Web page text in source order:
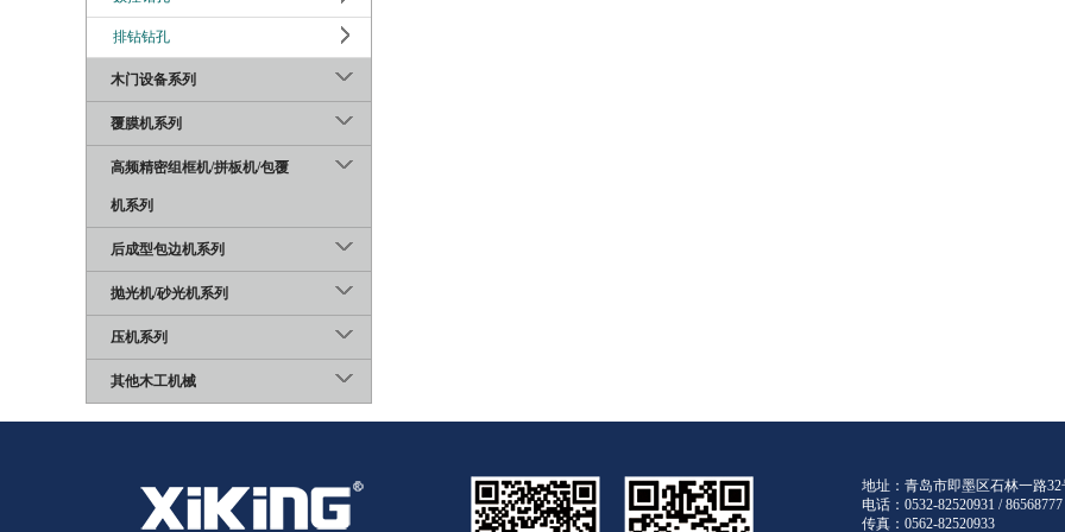
排钻钻孔
木门设备系列
覆膜机系列
高频精密组框机/拼板机/包覆
机系列
后成型包边机系列
抛光机/砂光机系列
压机系列
其他木工机械
地址：青岛市即墨区石林一路
电话：0532-82520931 / 86568777
传真：0562-82520933